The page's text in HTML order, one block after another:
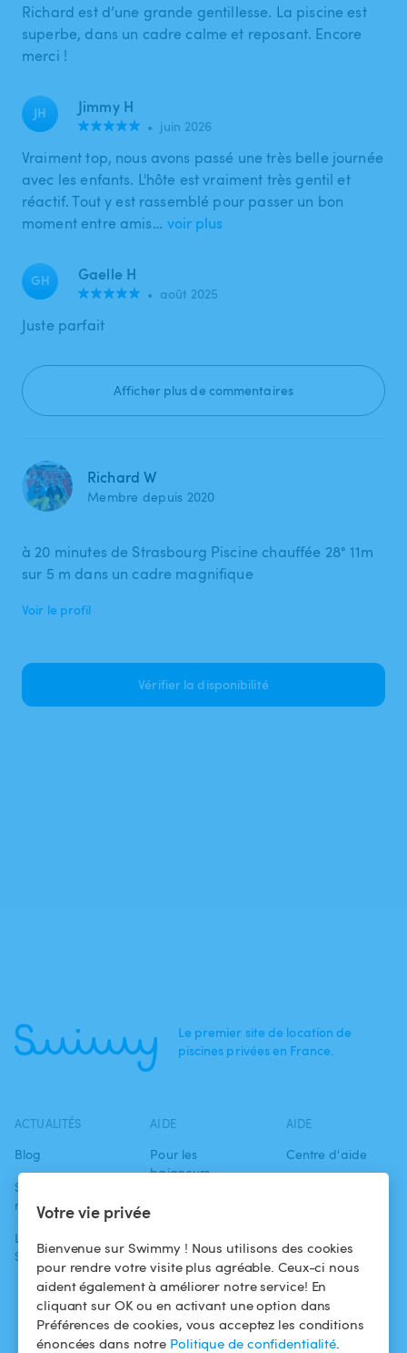
Votre vie privée
Bienvenue sur Swimmy ! Nous utilisons des cookies
pour rendre votre visite plus agréable. Ceux-ci nous
aident également à améliorer notre service! En
cliquant sur OK ou en activant une option dans
Préférences de cookies, vous acceptez les conditions
énoncées dans notre Politique de confidentialité.
Richard est d’une grande gentillesse. La piscine est
superbe, dans un cadre calme et reposant. Encore
merci !
JH Jimmy H
• juin 2026
Vraiment top, nous avons passé une très belle journée
avec les enfants. L'hôte est vraiment très gentil et
réactif. Tout y est rassemblé pour passer un bon
moment entre amis… voir plus
GH Gaelle H
• août 2025
Juste parfait
Afficher plus de commentaires
Richard W
Membre depuis 2020
à 20 minutes de Strasbourg Piscine chauffée 28° 11m
Voir le profil
Vérifier la disponibilité
Le premier site de location de
piscines privées en France.
ACTUALITÉS
Blog
Swimmy dans les
médias
L'aventure
Swimmy
AIDE
Pour les
baigneurs
Louer ma piscine
Comment ça
marche ?
AIDE
Centre d'aide
confidentialité
Mentions légales